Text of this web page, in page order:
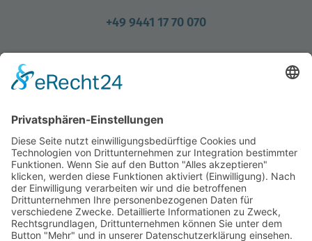
+49 9441 17 70 070
Datenschutz
Impressum